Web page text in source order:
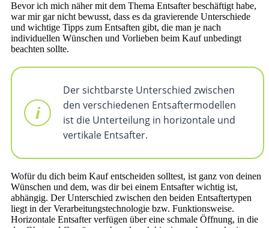
Bevor ich mich näher mit dem Thema Entsafter beschäftigt habe,
war mir gar nicht bewusst, dass es da gravierende Unterschiede
und wichtige Tipps zum Entsaften gibt, die man je nach
individuellen Wünschen und Vorlieben beim Kauf unbedingt
beachten sollte.
Der sichtbarste Unterschied zwischen
den verschiedenen Entsaftermodellen
ist die Unterteilung in horizontale und
vertikale Entsafter.
Wofür du dich beim Kauf entscheiden solltest, ist ganz von deinen
Wünschen und dem, was dir bei einem Entsafter wichtig ist,
abhängig. Der Unterschied zwischen den beiden Entsaftertypen
liegt in der Verarbeitungstechnologie bzw. Funktionsweise.
Horizontale Entsafter verfügen über eine schmale Öffnung, in die